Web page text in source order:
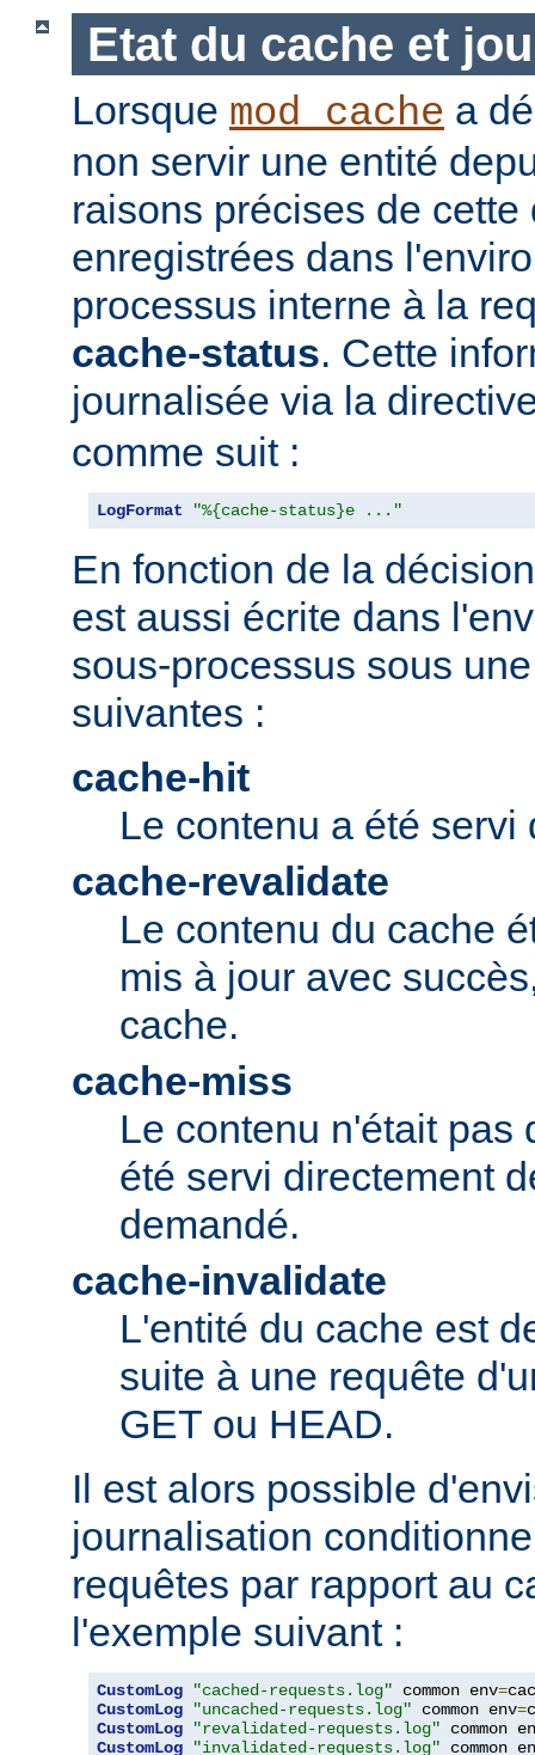
Etat du cache et
Lorsque mod_cache a
non servir une entité
raisons précises de cette
enregistrées dans
processus interne à la
cache-status. Cette
journalisée via la
comme suit :
LogFormat "%{cache-status}e ..."
En fonction de la
est aussi écrite dans
sous-processus sous
suivantes :
cache-hit
Le contenu a été servi
cache-revalidate
Le contenu du cache
mis à jour avec
cache.
cache-miss
Le contenu n'était pas
été servi directement
demandé.
cache-invalidate
L'entité du cache est
suite à une requête
GET ou HEAD.
Il est alors possible
journalisation
requêtes par rapport au
l'exemple suivant :
CustomLog "cached-requests.log" common env=
CustomLog
"uncached-requests.log" common env=
CustomLog
"revalidated-requests.log" common
CustomLog
"invalidated-requests.log" common